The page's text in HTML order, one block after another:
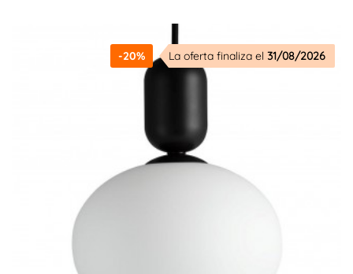
-20% La oferta finaliza el 31/08/2026